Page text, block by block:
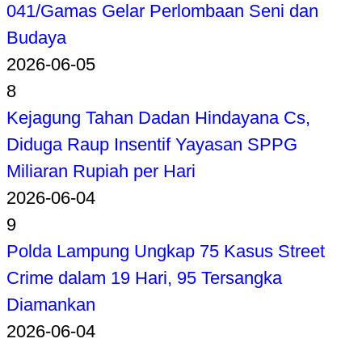
041/Gamas Gelar Perlombaan Seni dan
Budaya
2026-06-05
8
Kejagung Tahan Dadan Hindayana Cs,
Diduga Raup Insentif Yayasan SPPG
Miliaran Rupiah per Hari
2026-06-04
9
Polda Lampung Ungkap 75 Kasus Street
Crime dalam 19 Hari, 95 Tersangka
Diamankan
2026-06-04